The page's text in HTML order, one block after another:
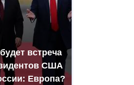
встреча
США
Европа?